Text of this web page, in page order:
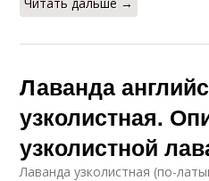
Лаванда
узколистная.
узколистной
Лаванда узколистная (по-